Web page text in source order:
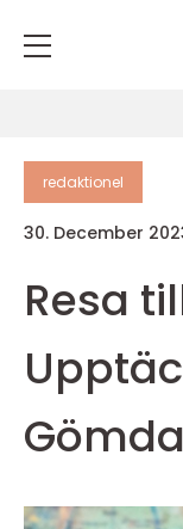
redaktionel
30. December
Resa